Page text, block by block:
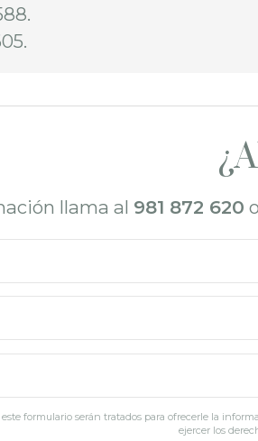
llama al 981 872 620
formulario serán tratados para ofrecerle la
ejercer los